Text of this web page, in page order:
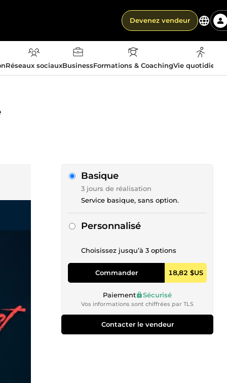
Devenez vendeur
Réseaux sociauxBusinessFormations & CoachingVie
Basique
3 jours de réalisation
Service basique, sans option.
Personnalisé
Choisissez jusqu’à 3 options
Commander 18,82 $US
Paiement Sécurisé
Vos informations sont chiffrées par TLS
Contacter le vendeur